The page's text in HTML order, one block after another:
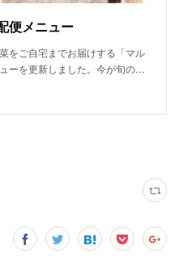
便メニュー
をご自宅までお届けする「マル
ーを更新しました。今が旬の…